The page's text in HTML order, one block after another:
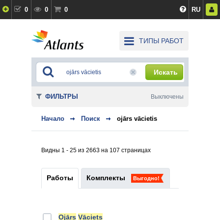
0 0 0 RU
ТИПЫ РАБОТ
Искать
Начало Поиск ojārs vācietis
Видны 1 - 25 из 2663 на 107 страницах
Работы Комплекты Выгодно!
Ojārs Vāciets
ФИЛЬТРЫ Выключены